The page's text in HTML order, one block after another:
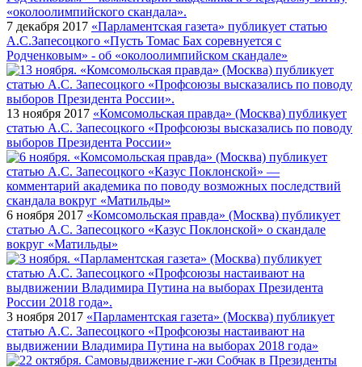
7 декабря 2017 «Парламентская газета» публикует статью
А.С.Запесоцкого «Пусть Томас Бах соревнуется с
Родченковым» - об «околоолимпийском скандале»
13 ноября 2017 «Комсомольская правда» (Москва) публикует
статью А.С. Запесоцкого «Профсоюзы высказались по поводу
выборов Президента России»
6 ноября 2017 «Комсомольская правда» (Москва) публикует
статью А.С. Запесоцкого «Казус Поклонской» о скандале
вокруг «Матильды»
3 ноября 2017 «Парламентская газета» (Москва) публикует
статью А.С. Запесоцкого «Профсоюзы настаивают на
выдвижении Владимира Путина на выборах 2018 года»